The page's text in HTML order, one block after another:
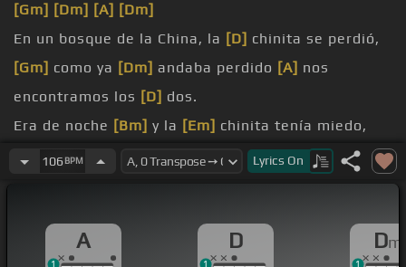
[Gm] [Dm] [A] [Dm]
En un bosque de la China, la [D] chinita se perdió,
[Gm] como ya [Dm] andaba perdido [A] nos
encontramos los [D] dos.
Era de noche [Bm] y la [Em] chinita tenía miedo,
miedo tenía de andar
solita.
junto a la china,
sí, y ella[Dm] que sí, y ella
106 BPM Lyrics On
A
1
D
1
Dm
1